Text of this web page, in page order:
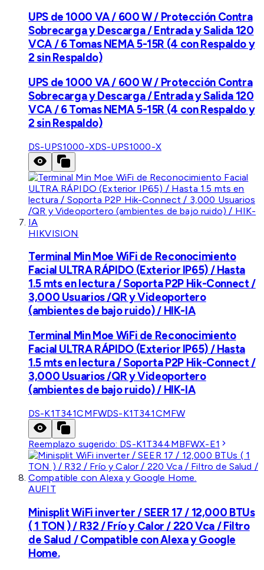
UPS de 1000 VA / 600 W / Protección Contra
Sobrecarga y Descarga / Entrada y Salida 120
VCA / 6 Tomas NEMA 5-15R (4 con Respaldo y
2 sin Respaldo)
UPS de 1000 VA / 600 W / Protección Contra
Sobrecarga y Descarga / Entrada y Salida 120
VCA / 6 Tomas NEMA 5-15R (4 con Respaldo y
2 sin Respaldo)
DS-UPS1000-XDS-UPS1000-X
HIKVISION
Terminal Min Moe WiFi de Reconocimiento
Facial ULTRA RÁPIDO (Exterior IP65) / Hasta
1.5 mts en lectura / Soporta P2P Hik-Connect /
3,000 Usuarios /QR y Videoportero
(ambientes de bajo ruido) / HIK-IA
Terminal Min Moe WiFi de Reconocimiento
Facial ULTRA RÁPIDO (Exterior IP65) / Hasta
1.5 mts en lectura / Soporta P2P Hik-Connect /
3,000 Usuarios /QR y Videoportero
(ambientes de bajo ruido) / HIK-IA
DS-K1T341CMFWDS-K1T341CMFW
Reemplazo sugerido: DS-K1T344MBFWX-E1
AUFIT
Minisplit WiFi inverter / SEER 17 / 12,000 BTUs
( 1 TON ) / R32 / Frío y Calor / 220 Vca / Filtro
de Salud / Compatible con Alexa y Google
Home.